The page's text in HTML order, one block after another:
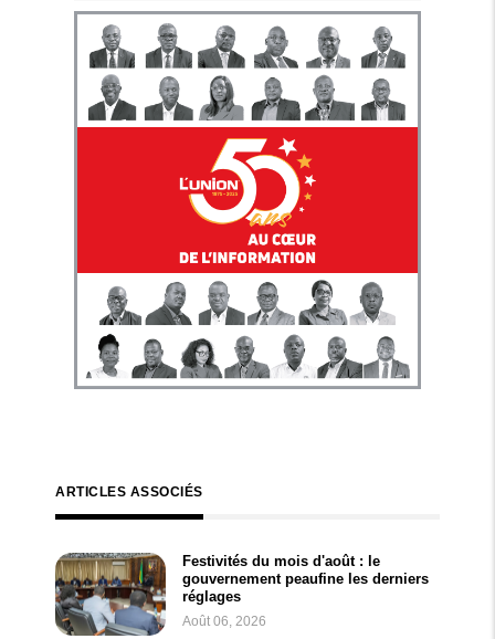
ARTICLES ASSOCIÉS
Festivités du mois d'août : le
gouvernement peaufine les derniers
réglages
Août 06, 2026